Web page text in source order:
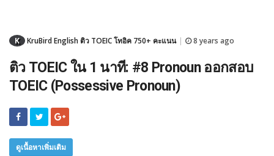
K KruBird English ติว TOEIC โทอิค 750+ คะแนน 8 years ago
ติว TOEIC ใน 1 นาที: #8 Pronoun ออกสอบ
TOEIC (Possessive Pronoun)
ดูเนื้อหาเพิ่มเติม